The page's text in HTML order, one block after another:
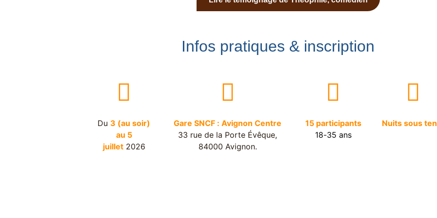
Infos pratiques & inscription
Du 3 (au soir)
au 5
juillet2026
Gare SNCF : Avignon Centre
33 rue de la Porte Évêque,
84000 Avignon.
15 participants
18-35 ans
Nuits sous